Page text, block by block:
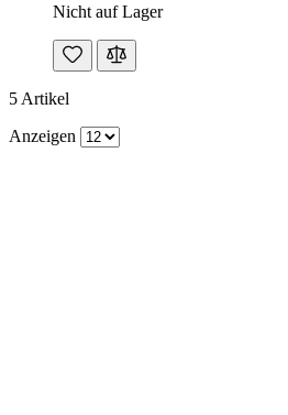
Nicht auf Lager
5 Artikel
Anzeigen